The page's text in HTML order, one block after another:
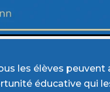
les élèves peuvent
éducative qui